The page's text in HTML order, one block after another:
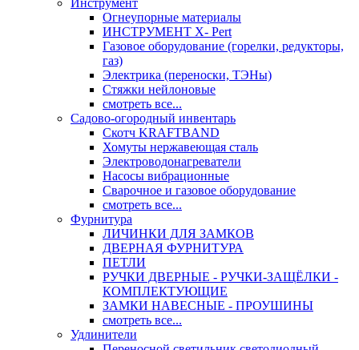
Инструмент
Огнеупорные материалы
ИНСТРУМЕНТ X- Pert
Газовое оборудование (горелки, редукторы,
газ)
Электрика (переноски, ТЭНы)
Стяжки нейлоновые
смотреть все...
Садово-огородный инвентарь
Скотч KRAFTBAND
Хомуты нержавеющая сталь
Электроводонагреватели
Насосы вибрационные
Сварочное и газовое оборудование
смотреть все...
Фурнитура
ЛИЧИНКИ ДЛЯ ЗАМКОВ
ДВЕРНАЯ ФУРНИТУРА
ПЕТЛИ
РУЧКИ ДВЕРНЫЕ - РУЧКИ-ЗАЩЁЛКИ -
КОМПЛЕКТУЮЩИЕ
ЗАМКИ НАВЕСНЫЕ - ПРОУШИНЫ
смотреть все...
Удлинители